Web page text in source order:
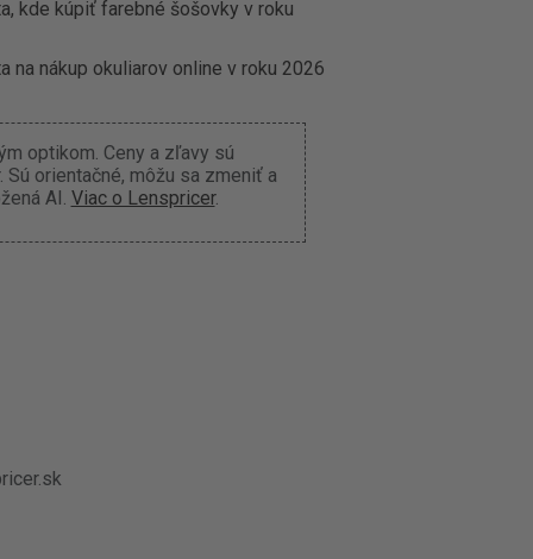
kde kúpiť farebné šošovky v roku
na nákup okuliarov online v roku 2026
optikom. Ceny a zľavy sú
orientačné, môžu sa zmeniť a
AI. Viac o Lenspricer.